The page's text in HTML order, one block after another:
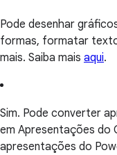
Pode desenhar
formas, formatar
mais. Saiba mais aqui.
Sim. Pode converter
em Apresentações do
apresentações do